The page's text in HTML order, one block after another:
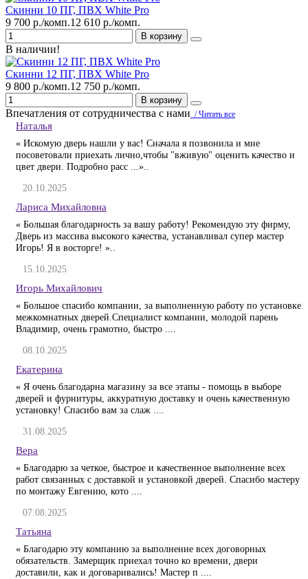
Скинни 10 ПГ, ПВХ White Pro
9 700 р./комп.12 610 р./комп.
В корзину
В наличии!
Скинни 12 ПГ, ПВХ White Pro
9 800 р./комп.12 750 р./комп.
В корзину
Впечатления от сотрудничества с нами / Читать все
Наталья
« Искомую дверь нашли у вас! Сначала я позвонила и мне
посоветовали приехать лично,чтобы "вживую" оценить качество и
цвет двери. Подробно расс ...»..
20.10.2025
Лариса Михайловна
« Большая благодарность за вашу работу! Рекомендую эту фирму,
Дверь из массива высокого качества, устанавливал супер мастер
Игорь! Я в восторге! »..
15.10.2025
Игорь Михайлович
« Большое спасибо компании, за выполненную работу по установке
межкомнатных дверей.Специалист компании, молодой парень
Владимир, очень грамотно, быстро ....
08.10.2025
Екатерина
« Я очень благодарна магазину за все этапы - помощь в выборе
дверей и фурнитуры, аккуратную доставку и очень качественную
установку! Спасибо вам за слаж ....
31.08.2025
Вера
« Благодарю за четкое, быстрое и качественное выполнение всех
работ связанных с доставкой и установкой дверей. Спасибо мастеру
по монтажу Евгению, кото ....
07.08.2025
Татьяна
« Благодарю эту компанию за выполнение всех договорных
обязательств. Замерщик приехал точно ко времени, двери
доставили, как и договаривались! Мастер п ....